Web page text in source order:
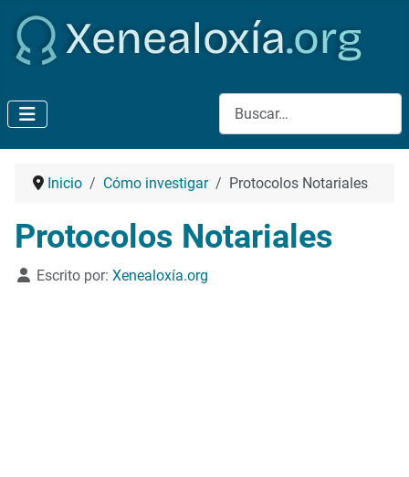
Buscar
Inicio Cómo investigar Protocolos Notariales
Protocolos Notariales
Detalles
Escrito por: Xenealoxía.org